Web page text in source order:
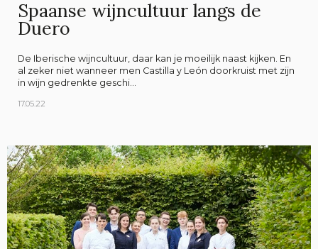
Spaanse wijncultuur langs de
Duero
De Iberische wijncultuur, daar kan je moeilijk naast kijken. En
al zeker niet wanneer men Castilla y León doorkruist met zijn
in wijn gedrenkte geschi...
17.05.22